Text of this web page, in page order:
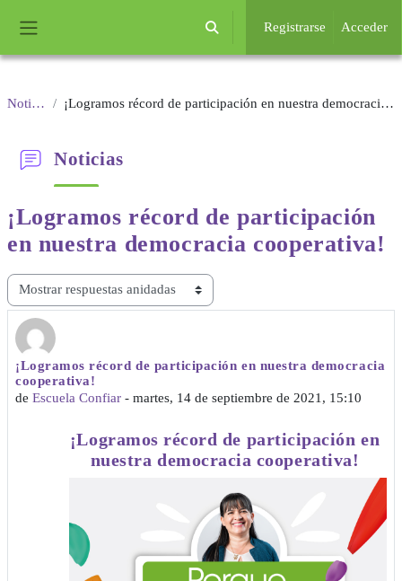
Selector de búsqueda de entrada
Registrarse Acceder
Noticias ¡Logramos récord de participación en nuestra democracia cooperativa!
Noticias
¡Logramos récord de participación
en nuestra democracia cooperativa!
Mostrar modo
¡Logramos récord de participación en nuestra democracia
cooperativa!
de Escuela Confiar - martes, 14 de septiembre de 2021, 15:10
Número de respuestas: 0
¡Logramos récord de participación en
nuestra democracia cooperativa!